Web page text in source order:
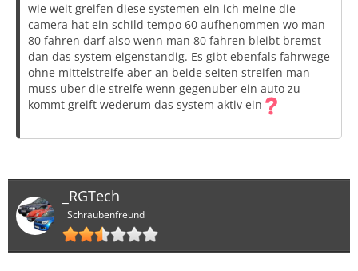
wie weit greifen diese systemen ein ich meine die
camera hat ein schild tempo 60 aufhenommen wo man
80 fahren darf also wenn man 80 fahren bleibt bremst
dan das system eigenstandig. Es gibt ebenfals fahrwege
ohne mittelstreife aber an beide seiten streifen man
muss uber die streife wenn gegenuber ein auto zu
kommt greift wederum das system aktiv ein
_RGTech
Schraubenfreund